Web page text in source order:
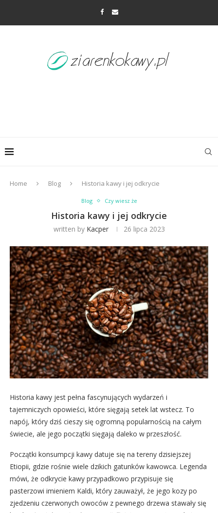
Home Blog Historia kawy i jej odkrycie
Blog Czy wiesz że
Historia kawy i jej odkrycie
written by Kacper 26 lipca 2023
Historia kawy jest pełna fascynujących wydarzeń i
tajemniczych opowieści, które sięgają setek lat wstecz. To
napój, który dziś cieszy się ogromną popularnością na całym
świecie, ale jego początki sięgają daleko w przeszłość.
Początki konsumpcji kawy datuje się na tereny dzisiejszej
Etiopii, gdzie rośnie wiele dzikich gatunków kawowca. Legenda
mówi, że odkrycie kawy przypadkowo przypisuje się
pasterzowi imieniem Kaldi, który zauważył, że jego kozy po
zjedzeniu czerwonych owoców z pewnego drzewa stawały się